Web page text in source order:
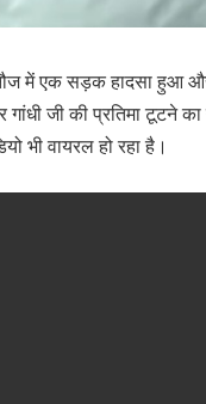
में एक सड़क हादसा हुआ और
जी की प्रतिमा टूटने
भी वायरल हो रहा है।